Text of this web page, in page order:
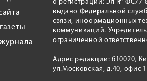
о регистрации: Эл № ФС77-
выдано Федеральной
связи, информационных
коммуникаций.
ограниченной
Адрес редакции: 610020,
ул.Московская, д.40, офис